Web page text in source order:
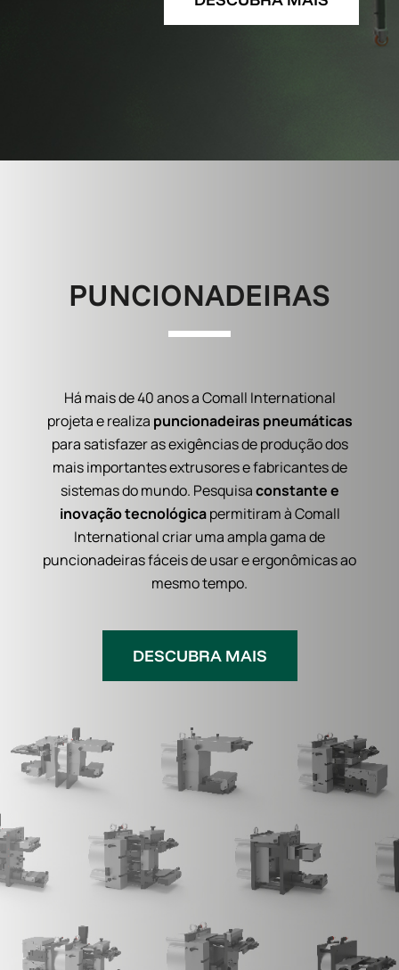
PUNCIONADEIRAS
Há mais de 40 anos a Comall International
projeta e realiza puncionadeiras pneumáticas
para satisfazer as exigências de produção dos
mais importantes extrusores e fabricantes de
sistemas do mundo. Pesquisaconstante e
inovação tecnológicapermitiram à Comall
International criar uma ampla gama de
puncionadeiras fáceis de usar e ergonômicas ao
mesmo tempo.
DESCUBRA MAIS